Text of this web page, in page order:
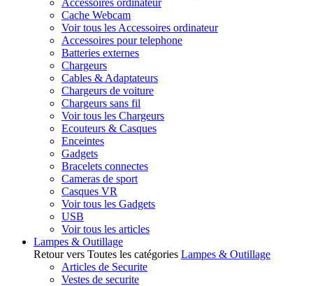
Accessoires ordinateur
Cache Webcam
Voir tous les Accessoires ordinateur
Accessoires pour telephone
Batteries externes
Chargeurs
Cables & Adaptateurs
Chargeurs de voiture
Chargeurs sans fil
Voir tous les Chargeurs
Ecouteurs & Casques
Enceintes
Gadgets
Bracelets connectes
Cameras de sport
Casques VR
Voir tous les Gadgets
USB
Voir tous les articles
Lampes & Outillage
Retour vers Toutes les catégories Lampes & Outillage
Articles de Securite
Vestes de securite